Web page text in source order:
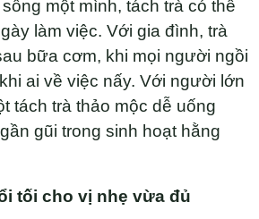
một mình, tách trà có thể
làm việc. Với gia đình, trà
bữa cơm, khi mọi người ngồi
ai về việc nấy. Với người lớn
tách trà thảo mộc dễ uống
gũi trong sinh hoạt hằng
tối cho vị nhẹ vừa đủ